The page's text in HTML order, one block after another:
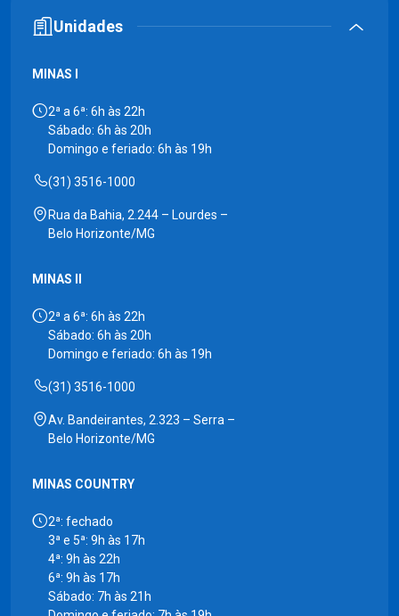
Unidades
MINAS I
2ª a 6ª: 6h às 22h
Sábado: 6h às 20h
Domingo e feriado: 6h às 19h
(31) 3516-1000
Rua da Bahia, 2.244 – Lourdes –
Belo Horizonte/MG
MINAS II
2ª a 6ª: 6h às 22h
Sábado: 6h às 20h
Domingo e feriado: 6h às 19h
(31) 3516-1000
Av. Bandeirantes, 2.323 – Serra –
Belo Horizonte/MG
MINAS COUNTRY
2ª: fechado
3ª e 5ª: 9h às 17h
4ª: 9h às 22h
6ª: 9h às 17h
Sábado: 7h às 21h